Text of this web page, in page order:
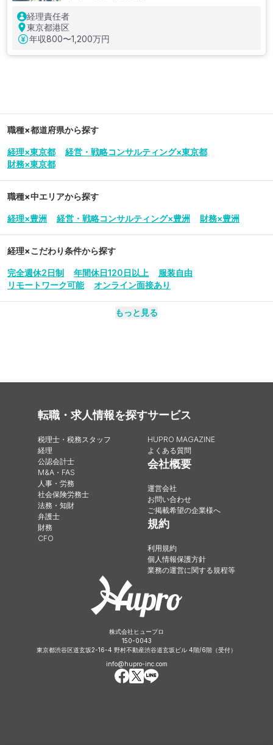
経理責任者
東京都港区
年収800〜1,200万円
職種×都道府県から探す
経理×東京都
経営・戦略コンサルティング×東京都
財務×東京都
職種×中エリアから探す
経理×豊洲 経営・戦略コンサルティング×豊洲 財務×豊洲
経理×こだわり条件から探す
完全週休2日制 年間休日120日以上
服装自由
リモートワーク可能
オンライン面接あり
もっと見る
転職・求人情報を探す
税理士・税務スタッフ
経理
公認会計士
M&A・FAS
人事・労務
社会保険労務士
法務・知財
弁護士
財務
CFO
サービス
HUPRO MAGAZINE
よくある質問
会社概要
運営会社
お問い合わせ
ご掲載希望の企業様へ
規約
利用規約
個人情報保護方針
業務の運営に関する規程等
株式会社ヒュープロ
150-0043
東京都渋谷区道玄坂2-16-4 野村不動産渋谷道玄坂ビル 4階/6階（受付）
info@hupro-inc.com